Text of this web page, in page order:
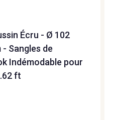
Écru - Ø 102
Sangles de
Indémodable pour
ft